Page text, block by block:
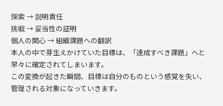
探索 → 説明責任
挑戦 → 妥当性の証明
個人の関心 → 組織課題への翻訳
本人の中で芽生えかけていた目標は、「達成すべき課題」へと
早々に確定されてしまいます。
この変換が起きた瞬間、目標は自分のものという感覚を失い、
管理される対象になっていきます。